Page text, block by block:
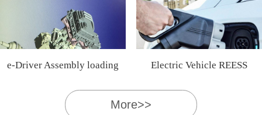
e-Driver Assembly loading
Electric Vehicle REESS
More>>